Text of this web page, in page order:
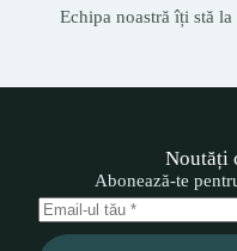
Echipa noastră îți stă
Noutăți
Abonează-te